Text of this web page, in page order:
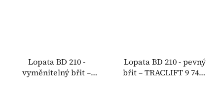
Lopata BD 210 -
vyměnitelný břit –
Lopata BD 210 - pevný
břit – TRACLIFT 9 7492